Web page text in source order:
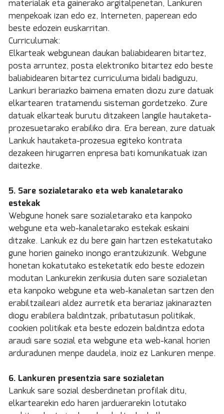
materialak eta gainerako argitalpenetan, Lankuren
menpekoak izan edo ez, Interneten, paperean edo
beste edozein euskarritan.
Curriculumak:
Elkarteak webgunean daukan baliabidearen bitartez,
posta arruntez, posta elektroniko bitartez edo beste
baliabidearen bitartez curriculuma bidali badiguzu,
Lankuri berariazko baimena ematen diozu zure datuak
elkartearen tratamendu sisteman gordetzeko. Zure
datuak elkarteak burutu ditzakeen langile hautaketa-
prozesuetarako erabiliko dira. Era berean, zure datuak
Lankuk hautaketa-prozesua egiteko kontrata
dezakeen hirugarren enpresa bati komunikatuak izan
daitezke.
5. Sare sozialetarako eta web kanaletarako
estekak
Webgune honek sare sozialetarako eta kanpoko
webgune eta web-kanaletarako estekak eskaini
ditzake. Lankuk ez du bere gain hartzen estekatutako
gune horien gaineko inongo erantzukizunik. Webgune
honetan kokatutako esteketatik edo beste edozein
modutan Lankurekin zerikusia duten sare sozialetan
eta kanpoko webgune eta web-kanaletan sartzen den
erabiltzaileari aldez aurretik eta berariaz jakinarazten
diogu erabilera baldintzak, pribatutasun politikak,
cookien politikak eta beste edozein baldintza edota
araudi sare sozial eta webgune eta web-kanal horien
arduradunen menpe daudela, inoiz ez Lankuren menpe.
6. Lankuren presentzia sare sozialetan
Lankuk sare sozial desberdinetan profilak ditu,
elkartearekin edo haren jarduerarekin lotutako